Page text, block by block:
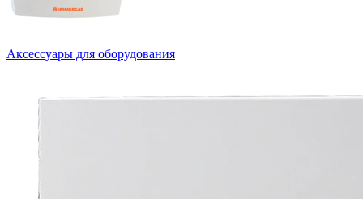
Аксессуары для оборудования